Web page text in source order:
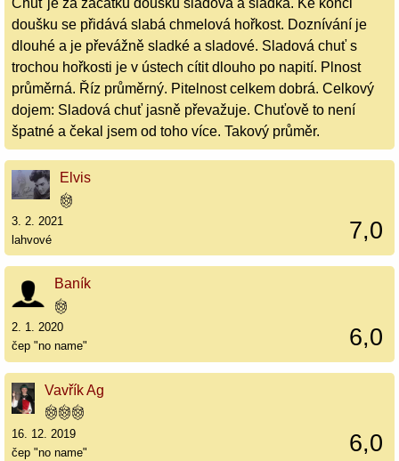
Chuť je za začátku doušku sladová a sladká. Ke konci
doušku se přidává slabá chmelová hořkost. Doznívání je
dlouhé a je převážně sladké a sladové. Sladová chuť s
trochou hořkosti je v ústech cítit dlouho po napití. Plnost
průměrná. Říz průměrný. Pitelnost celkem dobrá. Celkový
dojem: Sladová chuť jasně převažuje. Chuťově to není
špatné a čekal jsem od toho více. Takový průměr.
Elvis
7,0
3. 2. 2021
lahvové
Baník
6,0
2. 1. 2020
čep "no name"
Vavřík Ag
6,0
16. 12. 2019
čep "no name"